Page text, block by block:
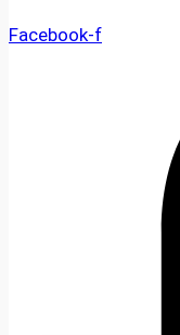
Facebook-f